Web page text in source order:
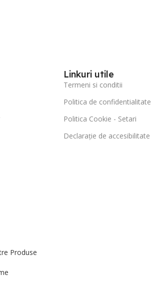
Linkuri utile
Termeni si conditii
Politica de confidentialitate
Politica Cookie - Setari
Declarație de accesibilitate
Produse